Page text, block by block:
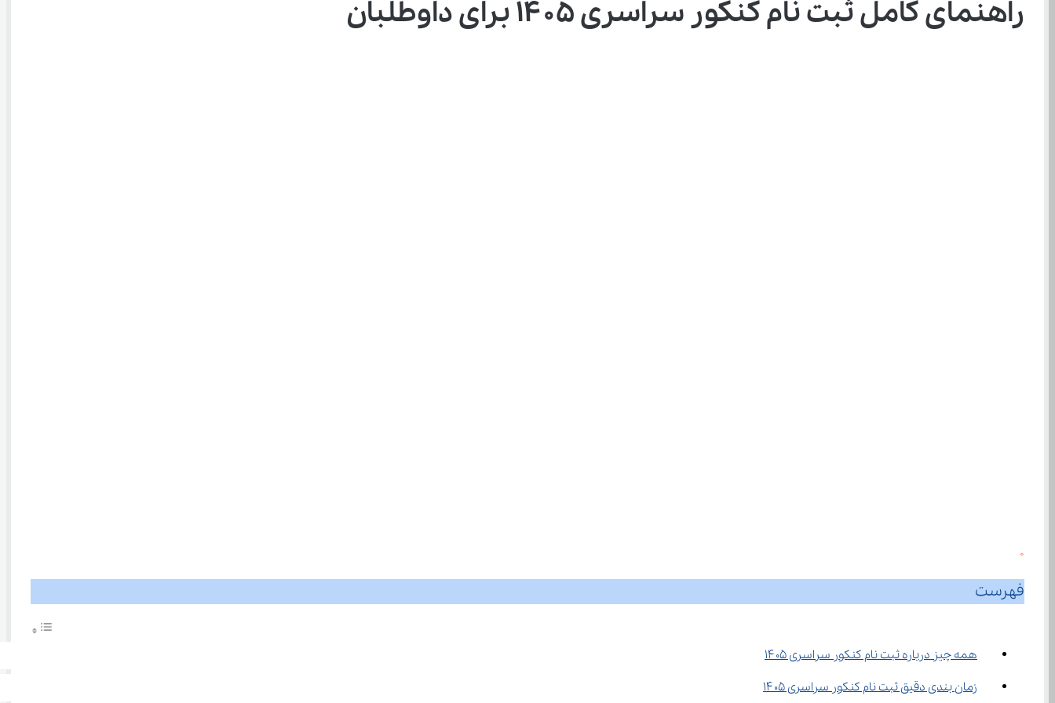
راهنمای کامل ثبت نام کنکور سراسری ۱۴۰۵ برای داوطلبان
0
فهرست
همه چیز درباره ثبت نام کنکور سراسری ۱۴۰۵
زمان ‌بندی دقیق ثبت نام کنکور سراسری ۱۴۰۵